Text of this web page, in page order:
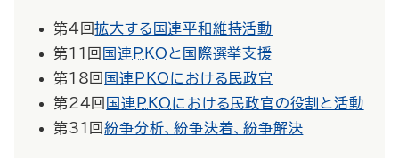
第4回拡大する国連平和維持活動
第11回 国連 PKOと国際選挙支援
第18回 国連 PKOにおける民政官
第24回 国連 PKOにおける民政官の役割と活動
第31回紛争分析、紛争決着、紛争解決